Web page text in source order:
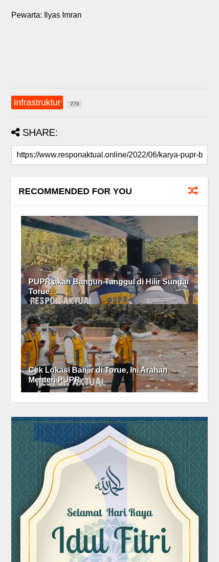
Pewarta: Ilyas Imran
Infrastruktur 279
SHARE:
RECOMMENDED FOR YOU
PUPR akan Bangun Tanggul di Hilir Sungai
Torue
Cek Lokasi Banjir di Torue, Ini Arahan
Menteri PUPR